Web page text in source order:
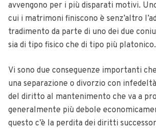
avvengono per i più disparati motivi.
cui i matrimoni finiscono è senz’altro
tradimento da parte di uno dei due
sia di tipo fisico che di tipo più platonico.
Vi sono due conseguenze importanti
una separazione o divorzio con
del diritto al mantenimento che va a
generalmente più debole
questo c’è la perdita dei diritti